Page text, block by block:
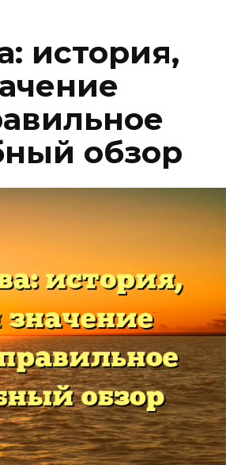
история,
обзор